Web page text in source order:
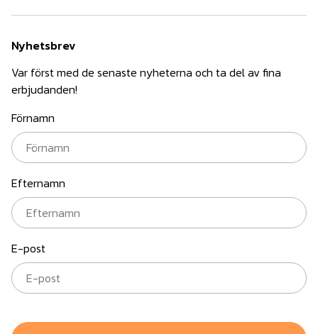
Nyhetsbrev
Var först med de senaste nyheterna och ta del av fina
erbjudanden!
Förnamn
Efternamn
E-post